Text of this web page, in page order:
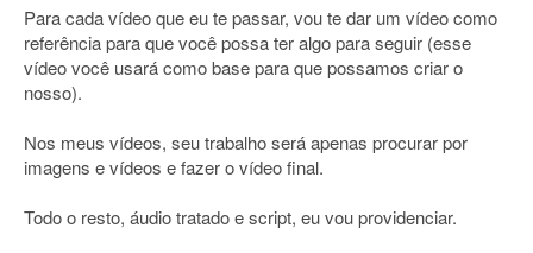
Para cada vídeo que eu te passar, vou te dar um vídeo como
referência para que você possa ter algo para seguir (esse
vídeo você usará como base para que possamos criar o
nosso).
Nos meus vídeos, seu trabalho será apenas procurar por
imagens e vídeos e fazer o vídeo final.
Todo o resto, áudio tratado e script, eu vou providenciar.